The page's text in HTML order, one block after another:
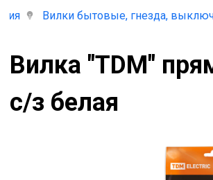
Вилки бытовые, гнезда,
Вилка "TDM"
с/з белая